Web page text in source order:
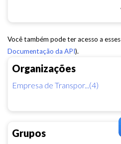
Organizações
Empresa de Transpor...(4)
Grupos
Você também pode ter acesso a
Documentação da API).